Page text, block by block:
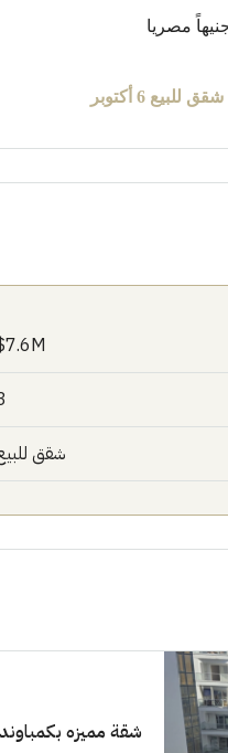
شقق للبيع 6 أكتوبر
7.6M$
شقق
شقة مميزه بكمباوند 194m Grand View smouha